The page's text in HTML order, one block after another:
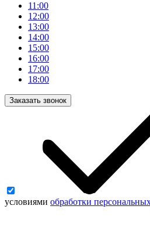
11:00
12:00
13:00
14:00
15:00
16:00
17:00
18:00
Заказать звонок
условиями обработки